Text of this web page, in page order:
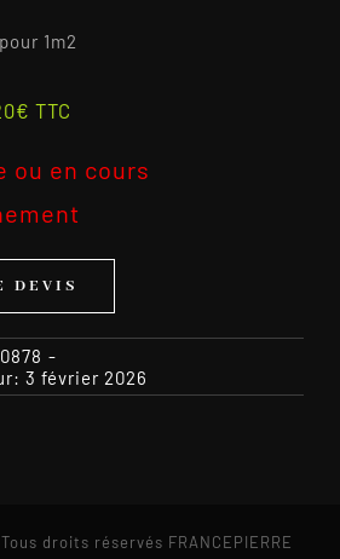
1m2
€ TTC
ou en cours
DEVIS
0878 -
3 février 2026
droits réservés FRANCEPIERRE